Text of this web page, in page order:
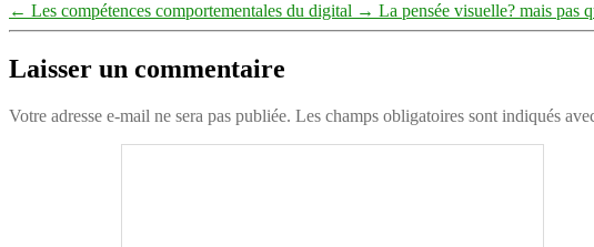
← Les compétences comportementales du digital → La pensée visuelle? mais pas
Laisser un commentaire
Votre adresse e-mail ne sera pas publiée. Les champs obligatoires sont indiqués